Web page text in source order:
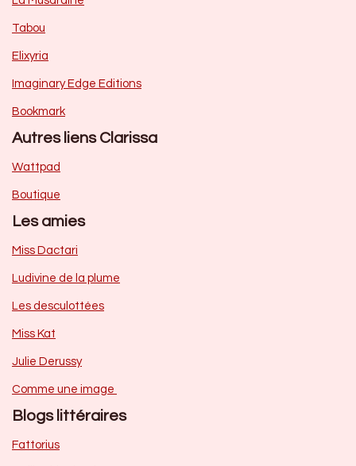
Tabou
Elixyria
Imaginary Edge Editions
Bookmark
Autres liens Clarissa
Wattpad
Boutique
Les amies
Miss Dactari
Ludivine de la plume
Les desculottées
Miss Kat
Julie Derussy
Comme une image
Blogs littéraires
Fattorius